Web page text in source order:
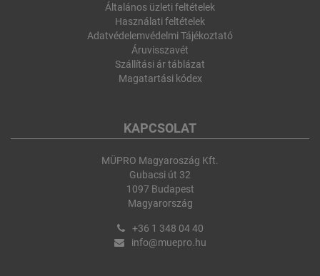
Általános üzleti feltételek
Használati feltételek
Adatvédelemvédelmi Tájékoztató
Áruvisszavét
Szállítási ár táblázat
Magatartási kódex
KAPCSOLAT
MÜPRO Magyaroszág Kft.
Gubacsi út 32
1097 Budapest
Magyarország
+36 1 348 04 40
info@muepro.hu